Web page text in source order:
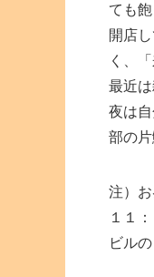
ても
開店
く、
最近
夜は
部の
注）
１１
ビル